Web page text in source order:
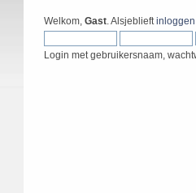
Welkom, Gast. Alsjeblieftinloggen
Login met gebruikersnaam,